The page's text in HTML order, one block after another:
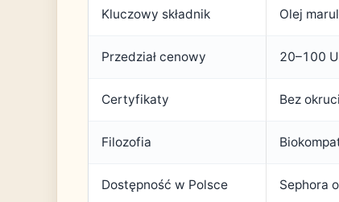
Kluczowy składnik Olej
Przedział cenowy 20–100
Certyfikaty Bez
Filozofia
Dostępność w Polsce Sephora